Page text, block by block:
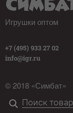
Игрушки оптом
+7 (495) 933 27 02
info@igr.ru
© 2018 «Симбат»